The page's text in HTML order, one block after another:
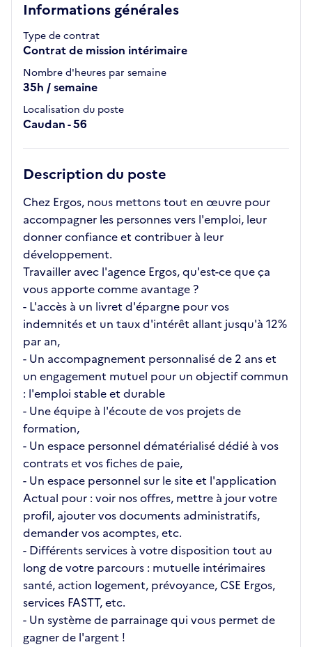
Informations générales
Type de contrat
Contrat de mission intérimaire
Nombre d'heures par semaine
35h / semaine
Localisation du poste
Caudan - 56
Description du poste
Chez Ergos, nous mettons tout en œuvre pour
accompagner les personnes vers l'emploi, leur
donner confiance et contribuer à leur
développement.
Travailler avec l'agence Ergos, qu'est-ce que ça
vous apporte comme avantage ?
- L'accès à un livret d'épargne pour vos
indemnités et un taux d'intérêt allant jusqu'à 12%
par an,
- Un accompagnement personnalisé de 2 ans et
un engagement mutuel pour un objectif commun
: l'emploi stable et durable
- Une équipe à l'écoute de vos projets de
formation,
- Un espace personnel dématérialisé dédié à vos
contrats et vos fiches de paie,
- Un espace personnel sur le site et l'application
Actual pour : voir nos offres, mettre à jour votre
profil, ajouter vos documents administratifs,
demander vos acomptes, etc.
- Différents services à votre disposition tout au
long de votre parcours : mutuelle intérimaires
santé, action logement, prévoyance, CSE Ergos,
services FASTT, etc.
- Un système de parrainage qui vous permet de
gagner de l'argent !